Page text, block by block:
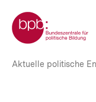
zum
Seiteninhalt
springen
Zur Startseite der bpb
Analyse:
Aktuelle politische